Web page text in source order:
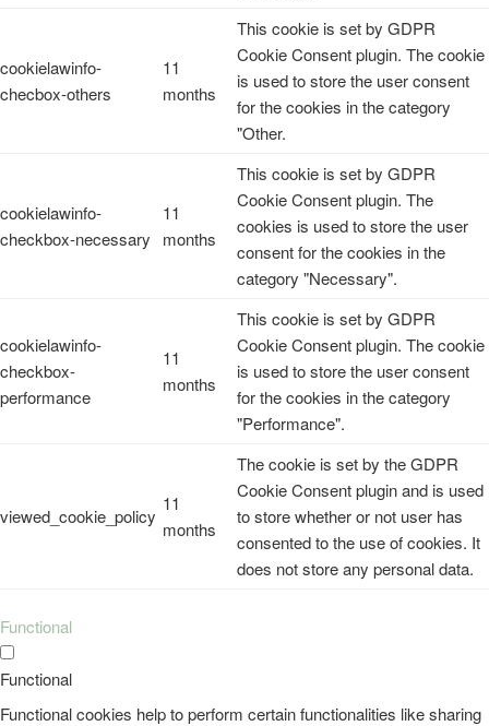
cookielawinfo-
checbox-others
11
months
This cookie is set by GDPR
Cookie Consent plugin. The cookie
is used to store the user consent
for the cookies in the category
"Other.
cookielawinfo-
checkbox-necessary
11
months
This cookie is set by GDPR
Cookie Consent plugin. The
cookies is used to store the user
consent for the cookies in the
category "Necessary".
cookielawinfo-
checkbox-
performance
11
months
This cookie is set by GDPR
Cookie Consent plugin. The cookie
is used to store the user consent
for the cookies in the category
"Performance".
viewed_cookie_policy
11
months
The cookie is set by the GDPR
Cookie Consent plugin and is used
to store whether or not user has
consented to the use of cookies. It
does not store any personal data.
Functional
Functional
Functional cookies help to perform certain functionalities like sharing